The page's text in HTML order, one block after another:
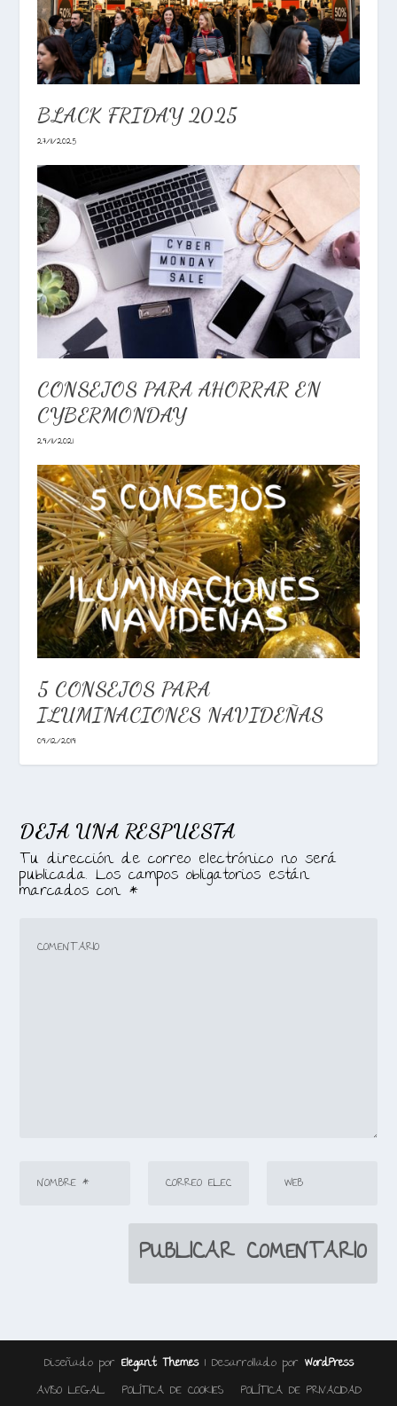
BLACK FRIDAY 2025
27/11/2025
CONSEJOS PARA AHORRAR EN
CYBERMONDAY
29/11/2021
5 CONSEJOS PARA
ILUMINACIONES NAVIDEÑAS
09/12/2019
DEJA UNA RESPUESTA
Tu dirección de correo electrónico no será
publicada. Los campos obligatorios están
marcados con *
Diseñado por Elegant Themes| Desarrollado por WordPress
AVISO LEGAL POLÍTICA DE COOKIES POLÍTICA DE PRIVACIDAD